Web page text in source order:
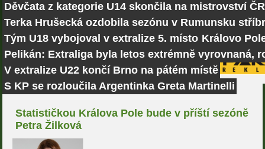
Děvčata z kategorie U14 skončila na mistrovství
Terka Hrušecká ozdobila sezónu v Rumunsku
Tým U18 vybojoval v extralize 5. místo Královo
Pelikán: Extraliga byla letos extrémně vyrovnaná,
V extralize U22 končí Brno na pátém místě
S KP se rozloučila Argentinka Greta Martinelli
Statističkou Králova Pole bude v příští sezóně
Petra Žilková